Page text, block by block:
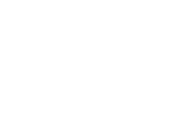
SCUOLA ITALIANA
P. IVA 02957980341
preferencji plików